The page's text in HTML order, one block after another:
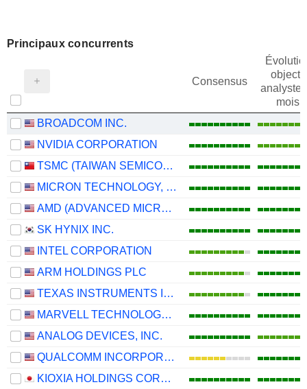
Principaux concurrents
Consensus
objectif
mois
BROADCOM INC.
NVIDIA CORPORATION
TSMC (TAIWAN SEMICONDUCTOR MANUFACTURING COMPANY)
MICRON TECHNOLOGY, INC.
AMD (ADVANCED MICRO DEVICES)
SK HYNIX INC.
INTEL CORPORATION
ARM HOLDINGS PLC
TEXAS INSTRUMENTS INCORPORATED
MARVELL TECHNOLOGY GROUP LTD
ANALOG DEVICES, INC.
QUALCOMM INCORPORATED
KIOXIA HOLDINGS CORPORATION